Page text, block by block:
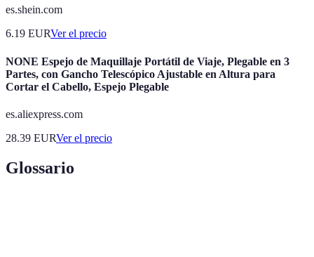
es.shein.com
6.19 EURVer el precio
NONE Espejo de Maquillaje Portátil de Viaje, Plegable en 3
Partes, con Gancho Telescópico Ajustable en Altura para
Cortar el Cabello, Espejo Plegable
es.aliexpress.com
28.39 EURVer el precio
Glossario